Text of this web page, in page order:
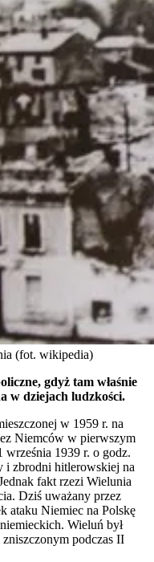
(fot. wikipedia)
gdyż tam właśnie
w dziejach ludzkości.
w 1959 r. na
Niemców w pierwszym
września 1939 r. o godz.
i zbrodni hitlerowskiej na
fakt rzezi Wielunia
Dziś uważany przez
ataku Niemiec na Polskę
Wieluń był
podczas II